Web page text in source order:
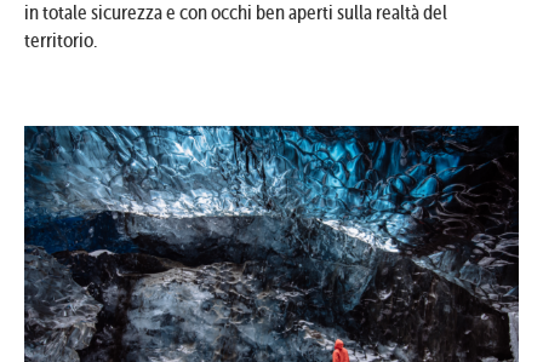
in totale sicurezza e con occhi ben aperti sulla realtà del
territorio.